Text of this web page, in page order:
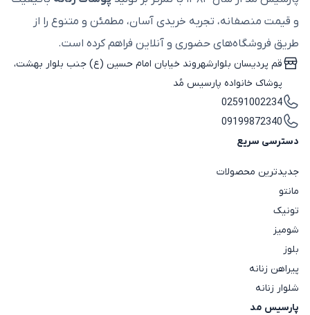
و قیمت منصفانه، تجربه خریدی آسان، مطمئن و متنوع را از
طریق فروشگاه‌های حضوری و آنلاین فراهم کرده است.
قم پردیسان بلوارشهروند خیابان امام حسین (ع) جنب بلوار بهشت،
پوشاک خانواده پارسیس مُد
02591002234
09199872340
دسترسی سریع
جدیدترین محصولات
مانتو
تونیک
شومیز
بلوز
پیراهن زنانه
شلوار زنانه
پارسیس مد